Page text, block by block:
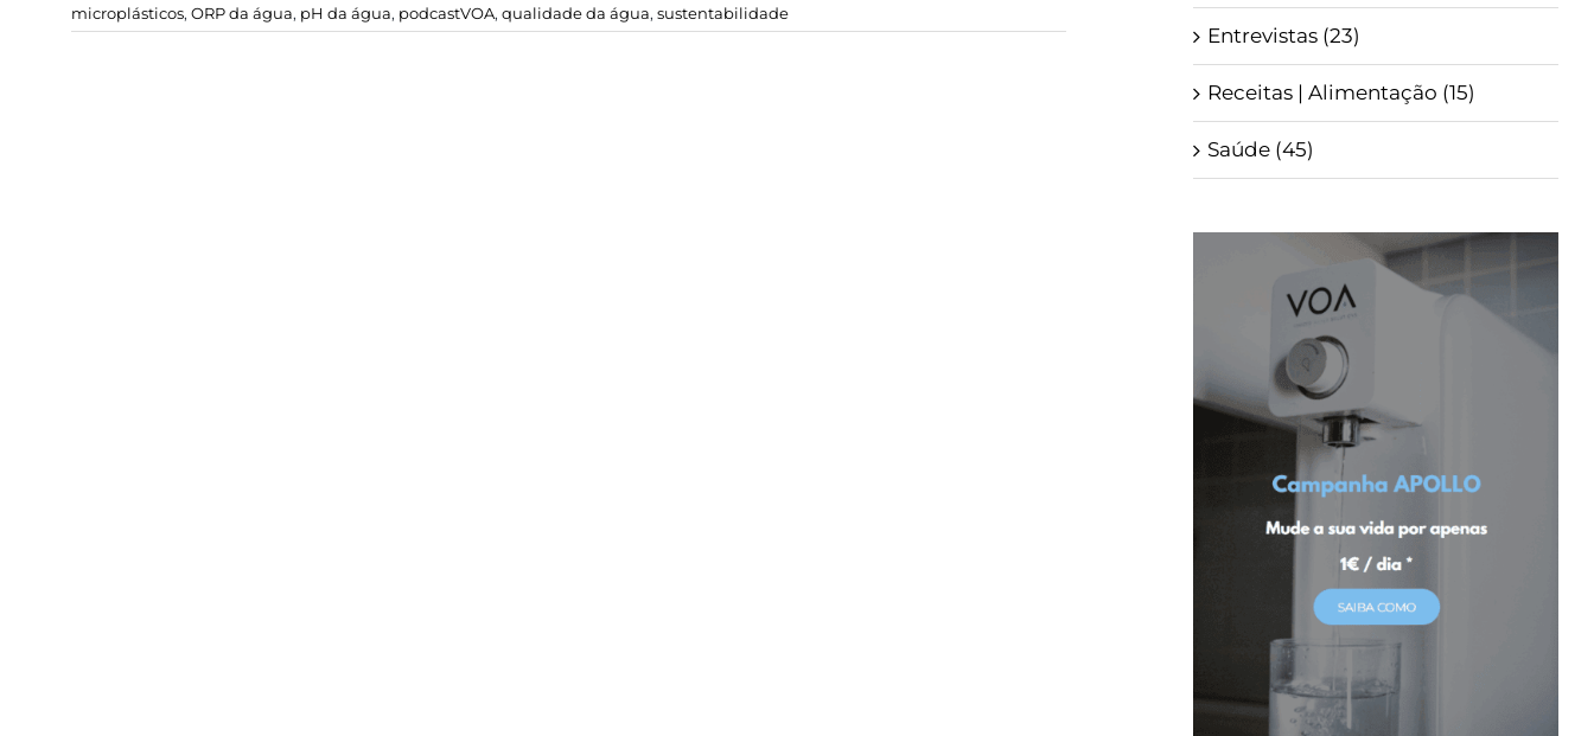
microplásticos, ORP da água, pH da água, podcastVOA, qualidade da água, sustentabilidade
Entrevistas (23)
Receitas | Alimentação (15)
Saúde (45)